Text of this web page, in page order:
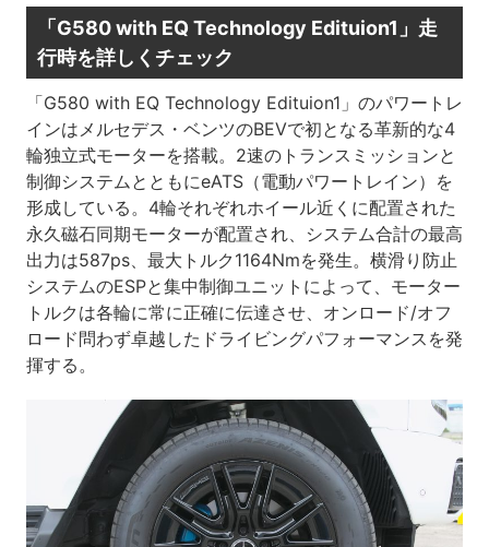
「G580 with EQ Technology Edituion1」走
行時を詳しくチェック
「G580 with EQ Technology Edituion1」のパワートレ
インはメルセデス・ベンツのBEVで初となる革新的な4
輪独立式モーターを搭載。2速のトランスミッションと
制御システムとともにeATS（電動パワートレイン）を
形成している。4輪それぞれホイール近くに配置された
永久磁石同期モーターが配置され、システム合計の最高
出力は587ps、最大トルク1164Nmを発生。横滑り防止
システムのESPと集中制御ユニットによって、モーター
トルクは各輪に常に正確に伝達させ、オンロード/オフ
ロード問わず卓越したドライビングパフォーマンスを発
揮する。